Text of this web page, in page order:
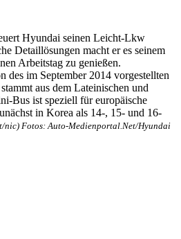
Hyundai seinen Leicht-Lkw
Detaillösungen macht er es seinem
Arbeitstag zu genießen.
des im September 2014 vorgestellten
aus dem Lateinischen und
Bus ist speziell für europäische
in Korea als 14-, 15- und 16-
nic) Fotos: Auto-Medienportal.Net/Hyundai